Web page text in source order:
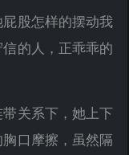
股怎样的摆动我
的人，正乖乖的
关系下，她上下
口摩擦，虽然隔